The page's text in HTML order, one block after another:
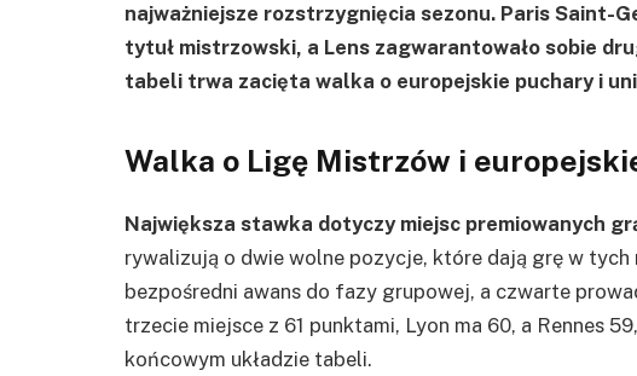
najważniejsze rozstrzygnięcia sezonu. Paris Saint-
tytuł mistrzowski, a Lens zagwarantowało sobie
tabeli trwa zacięta walka o europejskie puchary i
Walka o Ligę Mistrzów i
Największa stawka dotyczy miejsc premiowanych
rywalizują o dwie wolne pozycje, które dają grę w
bezpośredni awans do fazy grupowej, a czwarte
trzecie miejsce z 61 punktami, Lyon ma 60, a Rennes
końcowym układzie tabeli.